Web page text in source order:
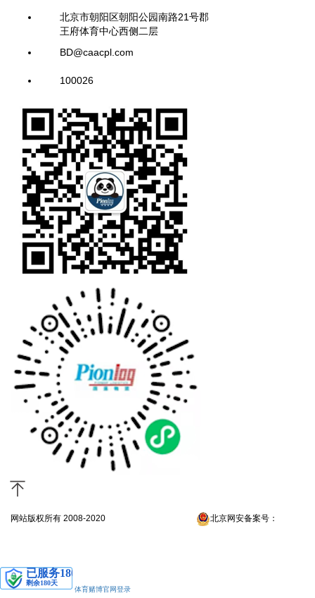
北京市朝阳区朝阳公园南路21号郡
王府体育中心西侧二层
BD@caacpl.com
100026
网站版权所有 2008-2020 北京网安备案号：
体育赌博官网登录